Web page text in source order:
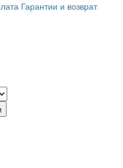
Гарантии и возврат